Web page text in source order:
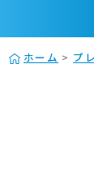
ホーム > プ